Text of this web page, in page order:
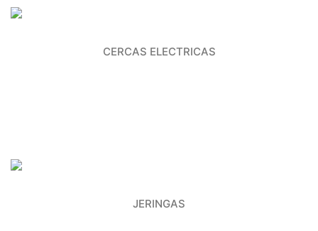
CERCAS ELECTRICAS
JERINGAS